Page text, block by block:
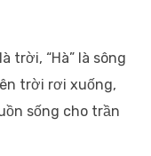
trời, “Hà” là sông
trời rơi xuống,
sống cho trần